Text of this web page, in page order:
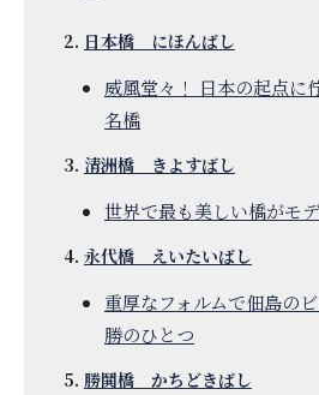
日本橋 にほんばし
威風堂々！ 日本の起点に
名橋
清洲橋 きよすばし
世界で最も美しい橋がモデ
永代橋 えいたいばし
重厚なフォルムで佃島の
勝のひとつ
勝鬨橋 かちどきばし